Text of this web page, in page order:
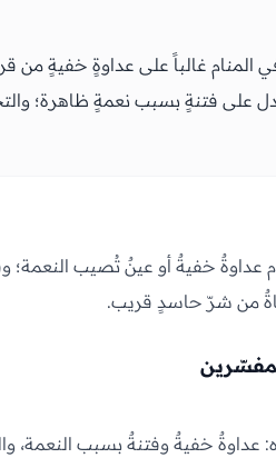
المنام غالباً على عداوةٍ خفيةٍ من
على فتنةٍ بسبب نعمةٍ ظاهرة؛
عداوةٌ خفيةٌ أو عينٌ تُصيب
من شرّ حاسدٍ قريب.
عداوةٌ خفيةٌ وفتنةٌ بسبب النعمة،